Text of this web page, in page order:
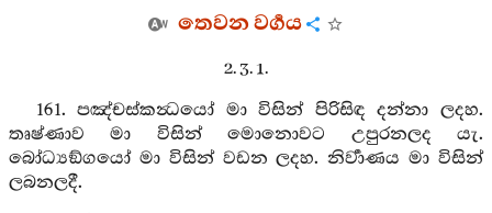
තෙවන වර්‍ගය
2. 3. 1.
161. පඤ්චස්කන්‍ධයෝ මා විසින් පිරිසිඳ දන්නා ලදහ.
තෘෂ්ණාව මා විසින් මොනොවට උපුරනලද යැ.
බෝධ්‍යඞ්ගයෝ මා විසින් වඩන ලදහ. නිර්‍වාණය මා විසින්
ලබනලදී.